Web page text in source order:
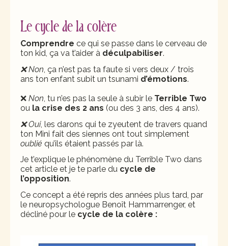
Le cycle de la colère
Comprendre ce qui se passe dans le cerveau de
ton kid, ça va t’aider à déculpabiliser.
❌ Non, ça n’est pas ta faute si vers deux / trois
ans ton enfant subit un tsunami d’émotions.
❌ Non, tu n’es pas la seule à subir le Terrible Two
ou la crise des 2 ans (ou des 3 ans, des 4 ans).
❌ Oui, les darons qui te zyeutent de travers quand
ton Mini fait des siennes ont tout simplement
oublié qu’ils étaient passés par là.
Je t’explique le phénomène du Terrible Two dans
cet article et je te parle du cycle de
l’opposition.
Ce concept a été repris des années plus tard, par
le neuropsychologue Benoît Hammarrenger, et
décliné pour le cycle de la colère :